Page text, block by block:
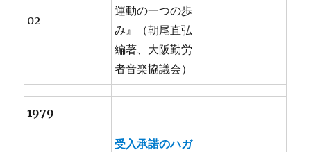
02
運動の一つの歩
み』（朝尾直弘
編著、大阪勤労
者音楽協議会）
1979
受入承諾のハガ